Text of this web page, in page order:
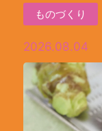
ものづくり
2026.08.04